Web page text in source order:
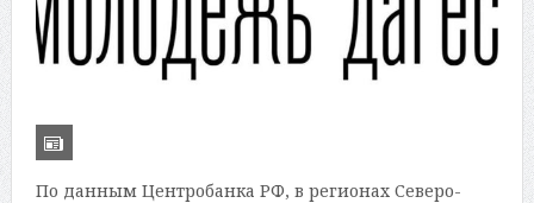
По данным Центробанка РФ, в регионах Северо-